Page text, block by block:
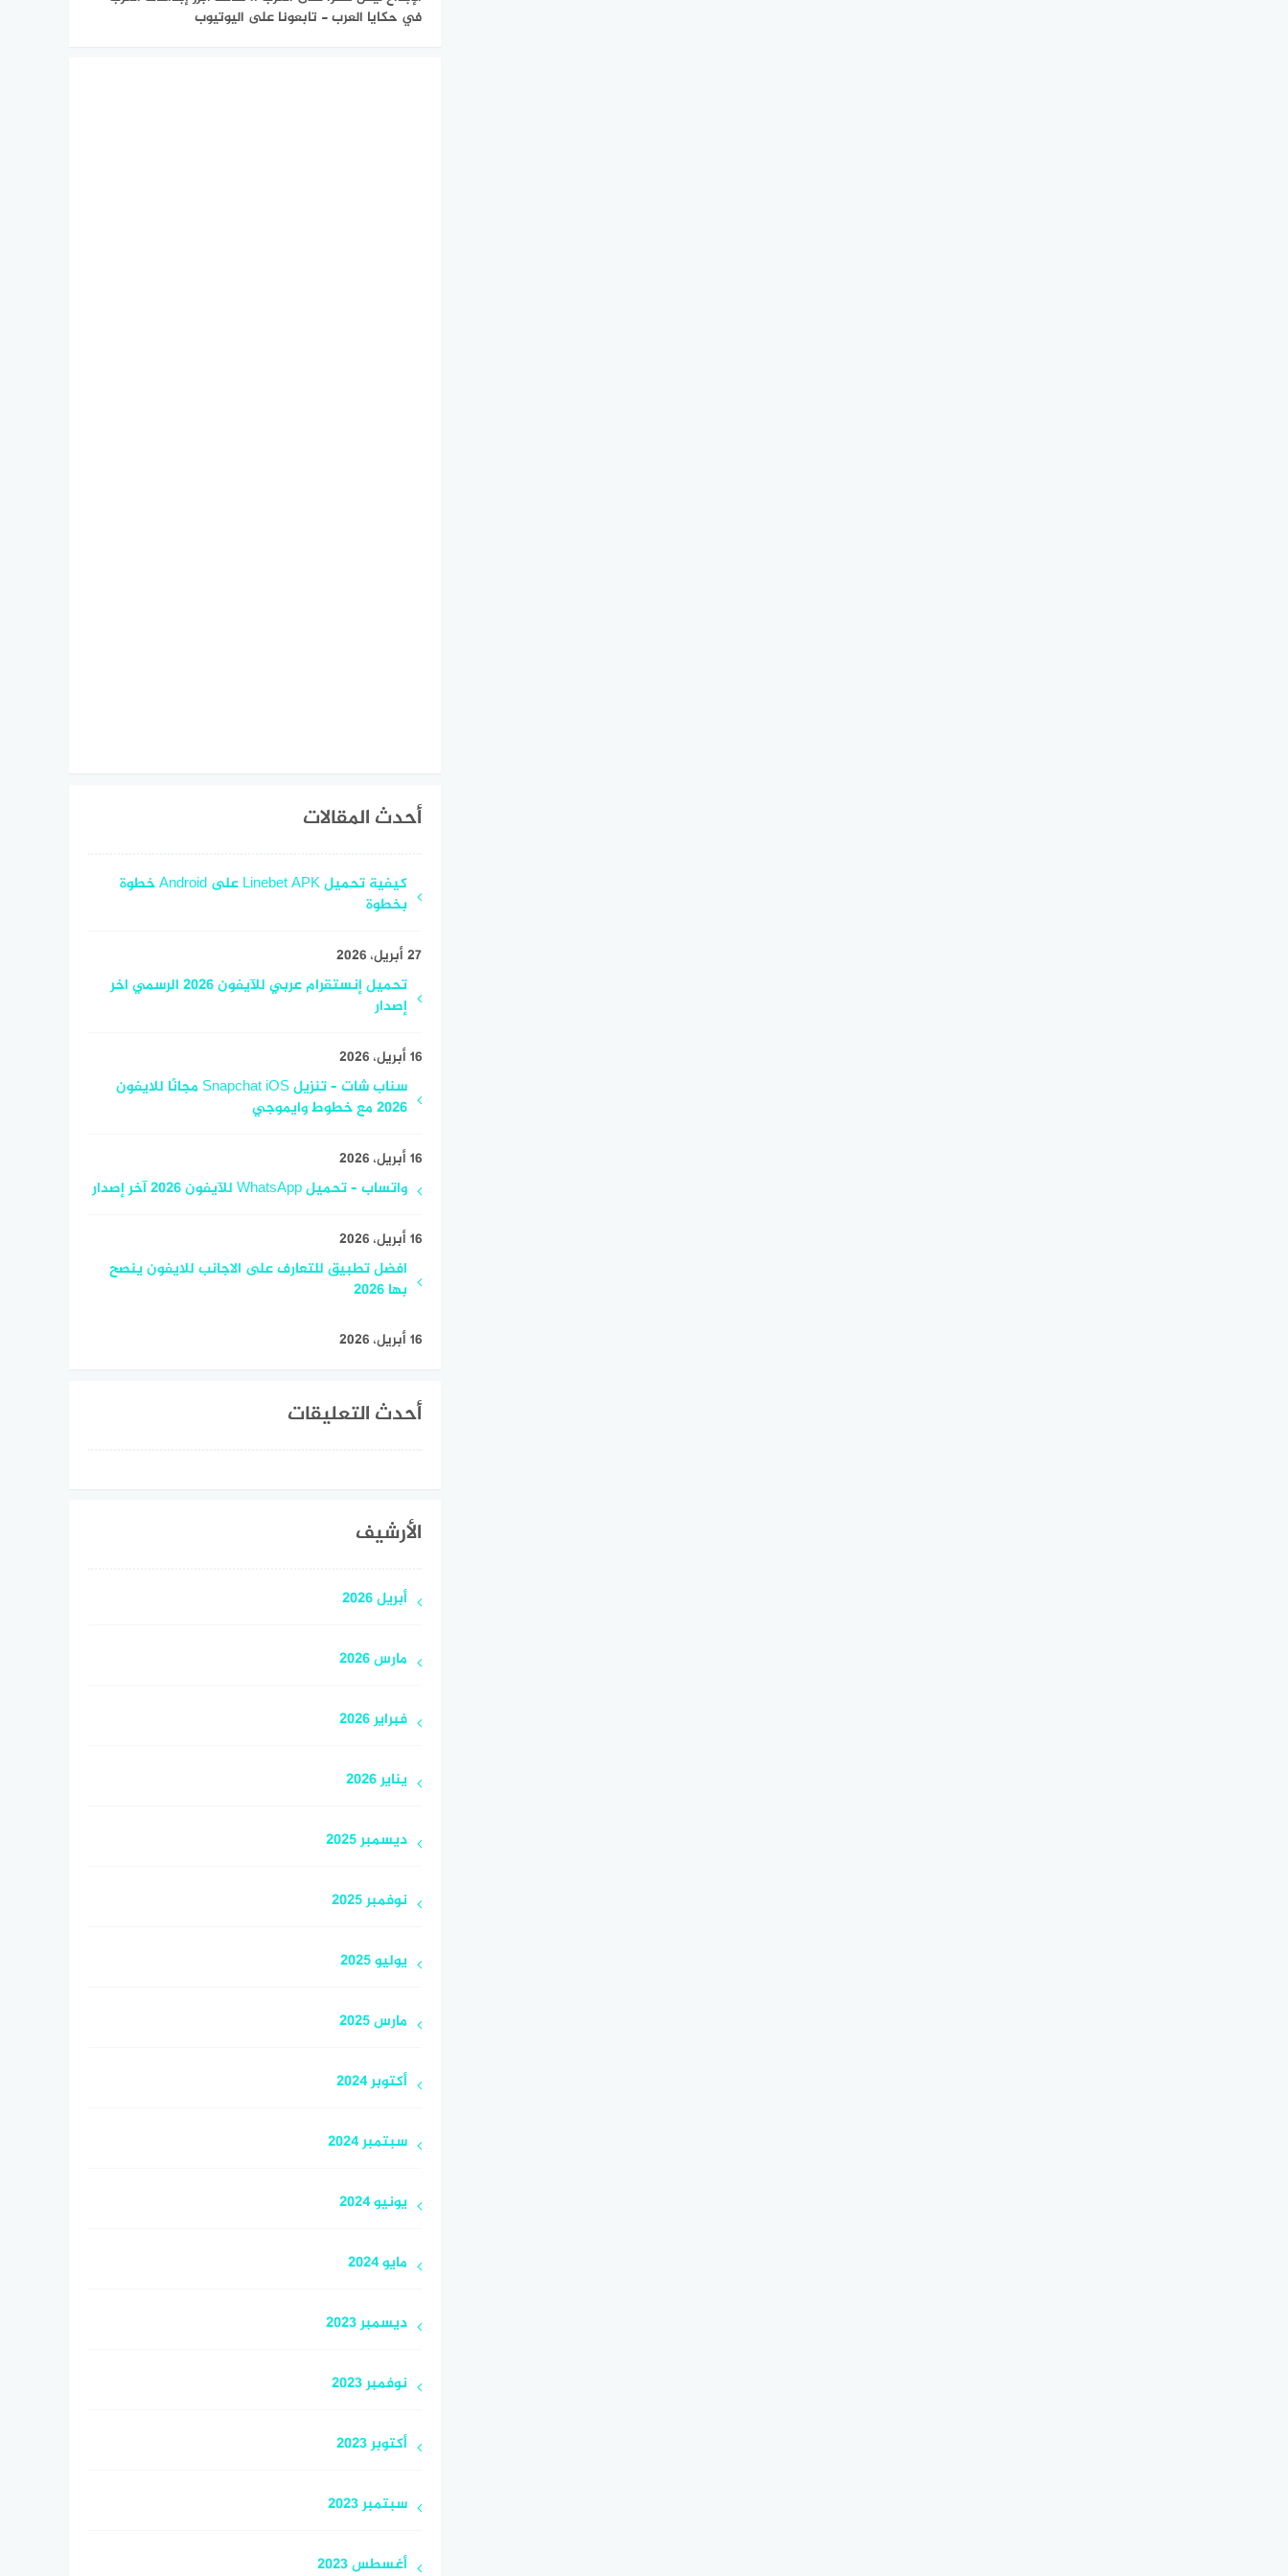
في حكايا العرب - تابعونا على اليوتيوب
أحدث المقالات
كيفية تحميل Linebet APK على Android خطوة
بخطوة
27 أبريل، 2026
تحميل إنستقرام عربي للآيفون 2026 الرسمي اخر
إصدار
16 أبريل، 2026
سناب شات – تنزيل Snapchat iOS مجانًا للايفون
2026 مع خطوط وايموجي
16 أبريل، 2026
واتساب – تحميل WhatsApp للآيفون 2026 آخر إصدار
16 أبريل، 2026
افضل تطبيق للتعارف على الاجانب للايفون ينصح
بها 2026
16 أبريل، 2026
أحدث التعليقات
الأرشيف
أبريل 2026
مارس 2026
فبراير 2026
يناير 2026
ديسمبر 2025
نوفمبر 2025
يوليو 2025
مارس 2025
أكتوبر 2024
سبتمبر 2024
يونيو 2024
مايو 2024
ديسمبر 2023
نوفمبر 2023
أكتوبر 2023
سبتمبر 2023
أغسطس 2023